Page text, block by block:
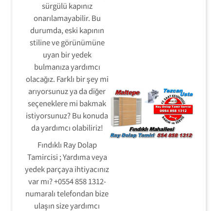
sürgülü kapınız
onarılamayabilir. Bu
durumda, eski kapının
stiline ve görünümüne
uyan bir yedek
bulmanıza yardımcı
olacağız. Farklı bir şey mi
arıyorsunuz ya da diğer
seçeneklere mi bakmak
istiyorsunuz? Bu konuda
da yardımcı olabiliriz!
Fındıklı Ray Dolap
Tamircisi ; Yardıma veya
yedek parçaya ihtiyacınız
var mı? +0554 858 1312-
numaralı telefondan bize
ulaşın size yardımcı